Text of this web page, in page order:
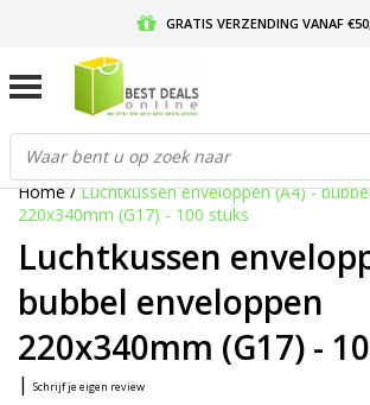
GRATIS VERZENDING VANAF
GRATIS RETOURNEREN EN 30 DAGEN
Home/Luchtkussen enveloppen (A4) -
220x340mm (G17) - 100 stuks
Luchtkussen
bubbel enveloppen
220x340mm (G17) -
| Schrijf je eigen review